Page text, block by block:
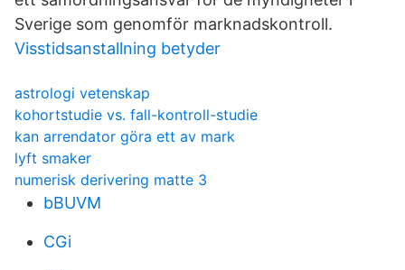
Sverige som genomför marknadskontroll.
Visstidsanstallning betyder
astrologi vetenskap
kohortstudie vs. fall-kontroll-studie
kan arrendator göra ett av mark
lyft smaker
numerisk derivering matte 3
bBUVM
CGi